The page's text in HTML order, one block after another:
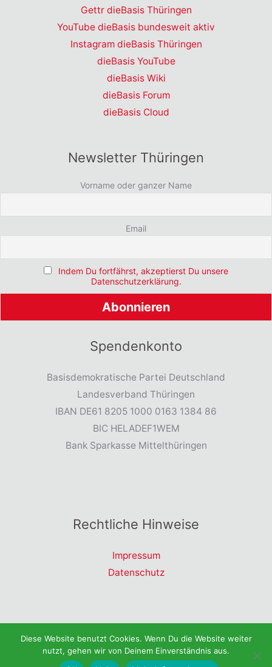
Gettr dieBasis Thüringen
YouTube dieBasis bundesweit aktiv
Instagram dieBasis Thüringen
dieBasis YouTube
dieBasis Wiki
dieBasis Forum
dieBasis Cloud
Newsletter Thüringen
Vorname oder ganzer Name
Email
Indem Du fortfährst, akzeptierst Du unsere
Datenschutzerklärung.
Spendenkonto
Basisdemokratische Partei Deutschland
Landesverband Thüringen
IBAN DE61 8205 1000 0163 1384 86
BIC HELADEF1WEM
Bank Sparkasse Mittelthüringen
Rechtliche Hinweise
Impressum
Datenschutz
Copyright © 2026 Landesverband Thüringen | dieBasis
Diese Website benutzt Cookies. Wenn Du die Website weiter
nutzt, gehen wir von Deinem Einverständnis aus.